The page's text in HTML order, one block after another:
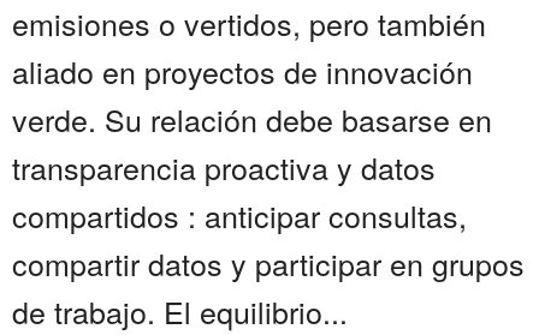
emisiones o vertidos, pero también
aliado en proyectos de innovación
verde. Su relación debe basarse en
transparencia proactiva y datos
compartidos : anticipar consultas,
compartir datos y participar en grupos
de trabajo. El equilibrio...